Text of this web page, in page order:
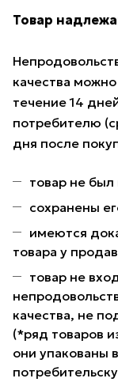
Товар
качества
течение 14
потребителю
дня после
товар не
сохранены
имеются
товара у
товар не
качества, не
(*ряд товаров
они упакованы